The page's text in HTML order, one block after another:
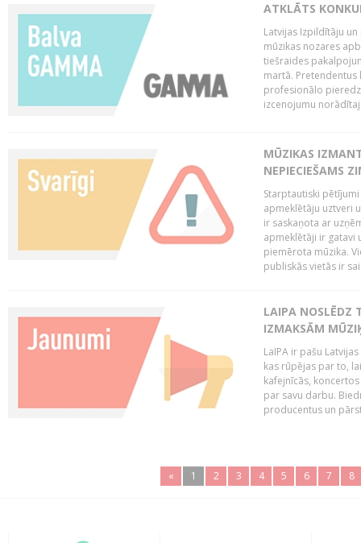
ATKLĀTS
Latvijas Izpildītāju
mūzikas nozares
tiešraides
martā. Pretendentus
profesionālo
izcenojumu
MŪZIKAS
NEPIECIEŠAMS
Starptautiski
apmeklētāju uztveri
ir saskaņota ar
apmeklētāji ir gatavi
piemērota mūzika.
publiskās vietās ir
LAIPA NOSLĒDZ
IZMAKSĀM
LaIPA ir pašu
kas rūpējas par to,
kafejnīcās,
par savu darbu.
producentus un
« 1 2 3 4 5 6 7 8